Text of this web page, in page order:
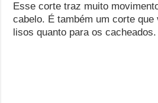
Esse corte traz muito
cabelo. É também um corte que
lisos quanto para os cacheados.